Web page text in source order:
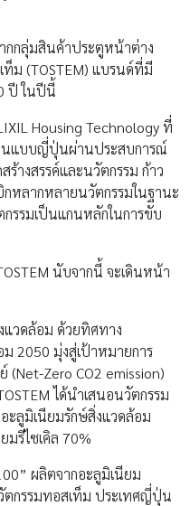
กกลุ่มสินค้าประตูหน้าต่าง
ม (TOSTEM) แบรนด์ที่มี
ปี ในปีนี้
Housing Technology ที่
นแบบญี่ปุ่นผ่านประสบการณ์
างสรรค์และนวัตกรรม ก้าว
หลากหลายนวัตกรรมในฐานะ
กรรมเป็นแกนหลักในการขับ
นับจากนี้ จะเดินหน้า
แวดล้อม ด้วยทิศทาง
2050 มุ่งสู่เป้าหมายการ
(Net-Zero CO2 emission)
ได้นำเสนอนวัตกรรม
ะลูมิเนียมรักษ์สิ่งแวดล้อม
มรีไซเคิล 70%
ผลิตจากอะลูมิเนียม
ตกรรมทอสเท็ม ประเทศญี่ปุ่น